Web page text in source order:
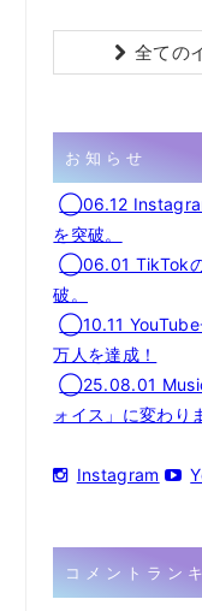
全ての
お知らせ
◯06.12
を突破。
◯06.01 TikTokの
破。
◯10.11 YouTube
万人を達成！
◯25.08.01
ォイス」に変わり
Instagram
コメントラン